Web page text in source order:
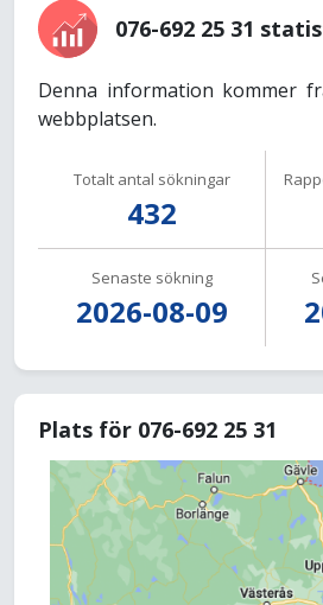
076-692 25 31
Denna information kommer
webbplatsen.
Totalt antal sökningar
432
Senaste sökning
2026-08-09
Plats för 076-692 25 31